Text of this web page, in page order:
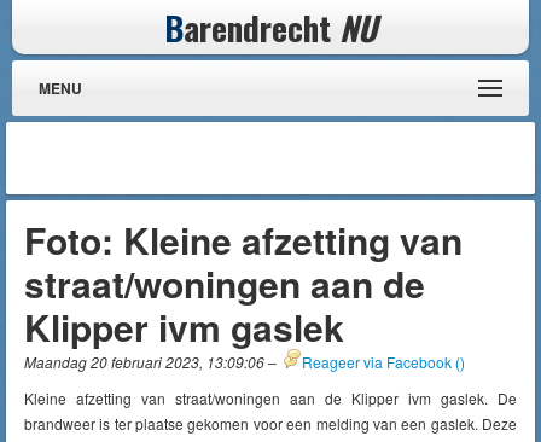
Barendrecht NU
MENU
Foto: Kleine afzetting van
straat/woningen aan de
Klipper ivm gaslek
Maandag 20 februari 2023, 13:09:06– Reageer via Facebook ()
Kleine afzetting van straat/woningen aan de Klipper ivm gaslek. De
brandweer is ter plaatse gekomen voor een melding van een gaslek. Deze